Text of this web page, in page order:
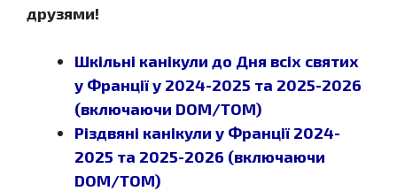
друзями!
Шкільні канікули до Дня всіх святих
у Франції у 2024-2025 та 2025-2026
(включаючи DOM/TOM)
Різдвяні канікули у Франції 2024-
2025 та 2025-2026 (включаючи
DOM/TOM)